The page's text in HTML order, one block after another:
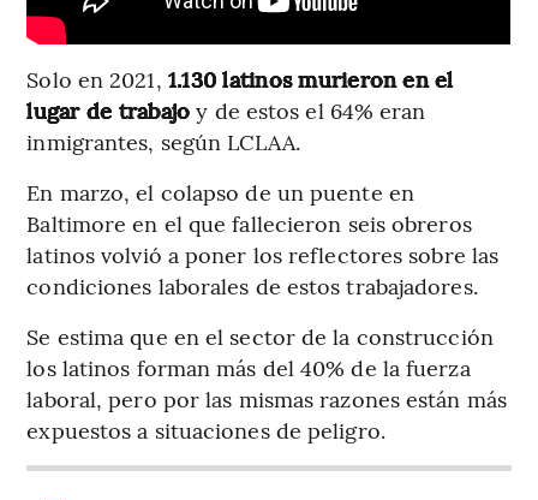
Solo en 2021, 1.130 latinos murieron en el
lugar de trabajo y de estos el 64% eran
inmigrantes, según LCLAA.
En marzo, el colapso de un puente en
Baltimore en el que fallecieron seis obreros
latinos volvió a poner los reflectores sobre las
condiciones laborales de estos trabajadores.
Se estima que en el sector de la construcción
los latinos forman más del 40% de la fuerza
laboral, pero por las mismas razones están más
expuestos a situaciones de peligro.